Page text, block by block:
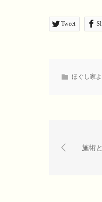
Tweet
ほぐし家よ
施術